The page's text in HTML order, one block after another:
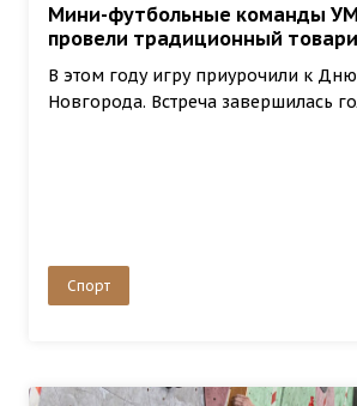
Мини-футбольные команды
провели традиционный
В этом году игру приурочили к
Новгорода. Встреча завершилась
Спорт